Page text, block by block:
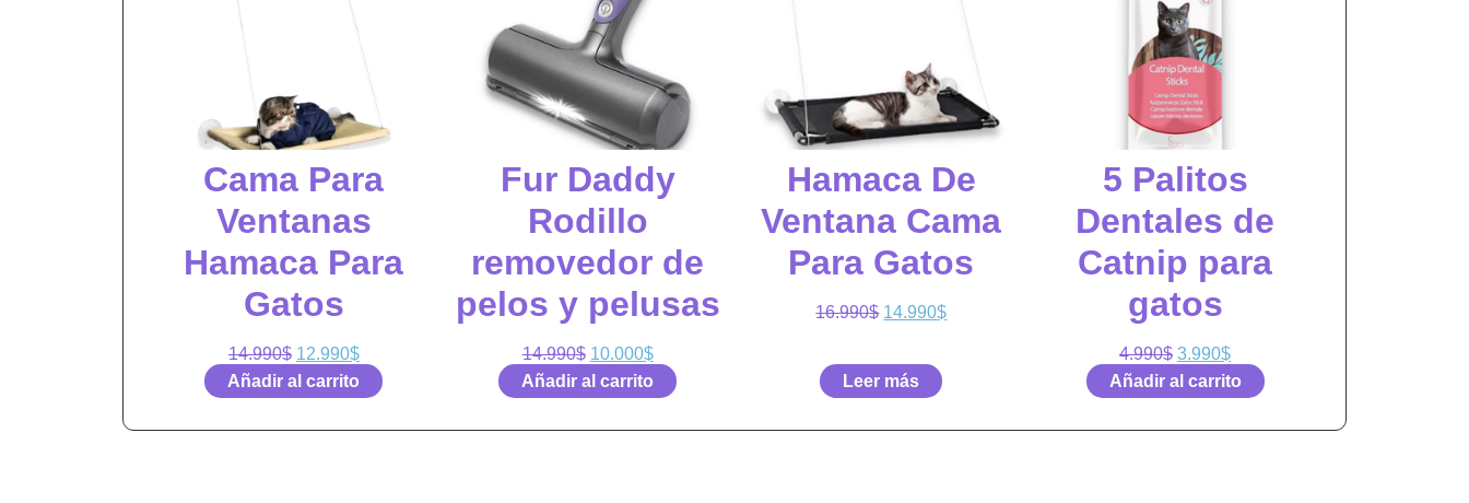
Cama Para
Ventanas
Hamaca Para
Gatos
14.990$ 12.990$
Añadir al carrito
Fur Daddy
Rodillo
removedor de
pelos y pelusas
14.990$ 10.000$
Añadir al carrito
Hamaca De
Ventana Cama
Para Gatos
16.990$ 14.990$
Leer más
5 Palitos
Dentales de
Catnip para
gatos
4.990$ 3.990$
Añadir al carrito